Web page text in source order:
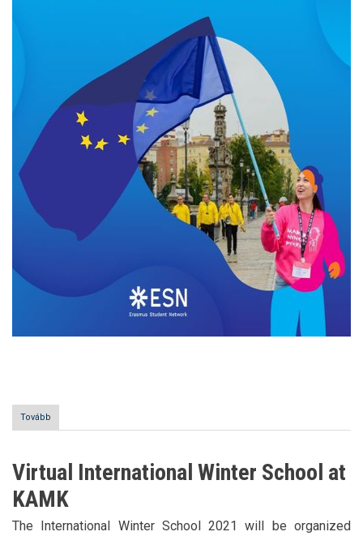
Tovább
nemzetközi
Virtual International Winter School at
KAMK
The International Winter School 2021 will be organized